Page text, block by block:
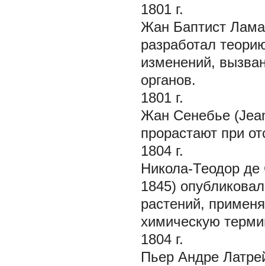
1801 г.
Жан Баптист
разработал
изменений,
органов.
1801 г.
Жан Сенебье
прорастают при
1804 г.
Никола-Теодор
1845)
растений,
химическую
1804 г.
Пьер Андре